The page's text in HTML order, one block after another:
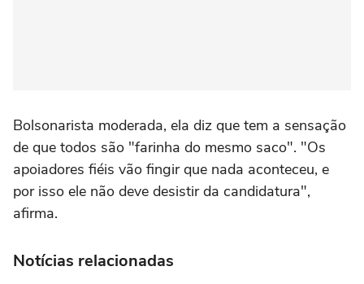
Bolsonarista moderada, ela diz que tem a sensação
de que todos são "farinha do mesmo saco". "Os
apoiadores fiéis vão fingir que nada aconteceu, e
por isso ele não deve desistir da candidatura",
afirma.
Notícias relacionadas